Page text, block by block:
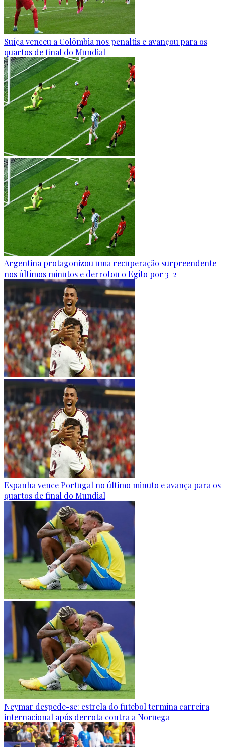
Suíça venceu a Colômbia nos penaltis e avançou para os
quartos de final do Mundial
Argentina protagonizou uma recuperação surpreendente
nos últimos minutos e derrotou o Egito por 3-2
Espanha vence Portugal no último minuto e avança para os
quartos de final do Mundial
Neymar despede-se: estrela do futebol termina carreira
internacional após derrota contra a Noruega